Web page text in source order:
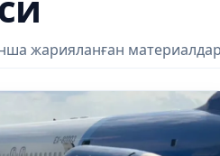
жарияланған